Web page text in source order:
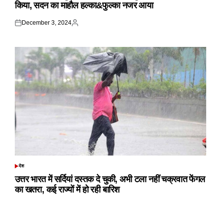
किया, सदन का माहौल हल्का&फुल्का नजर आया
Posted
December 3, 2024
Posted
POSTED
देश
उत्तर भारत में सर्दियां दस्तक दे चुकी, अभी टला नहीं चक्रवात फेंगल
का खतरा, कई राज्यों में हो रही बारिश